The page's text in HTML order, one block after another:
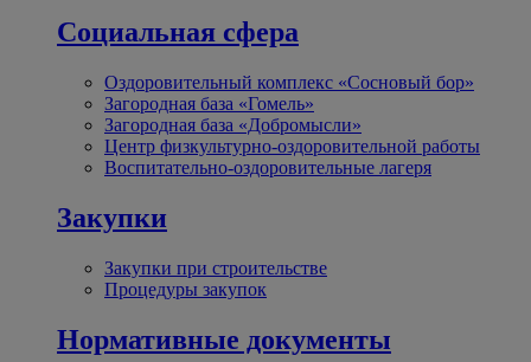
Социальная сфера
Оздоровительный комплекс «Сосновый бор»
Загородная база «Гомель»
Загородная база «Добромысли»
Центр физкультурно-оздоровительной работы
Воспитательно-оздоровительные лагеря
Закупки
Закупки при строительстве
Процедуры закупок
Нормативные документы